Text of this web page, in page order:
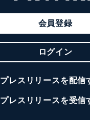
会員登録
ログイン
プレスリリースを配信
プレスリリースを受信